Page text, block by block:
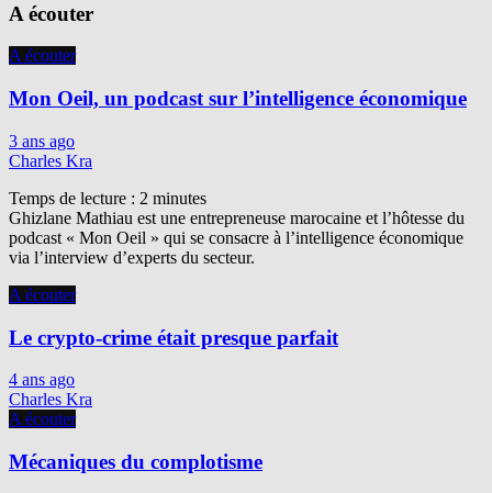
A écouter
A écouter
Mon Oeil, un podcast sur l’intelligence économique
3 ans ago
Charles Kra
Temps de lecture : 2 minutes
Ghizlane Mathiau est une entrepreneuse marocaine et l’hôtesse du
podcast « Mon Oeil » qui se consacre à l’intelligence économique
via l’interview d’experts du secteur.
A écouter
Le crypto-crime était presque parfait
4 ans ago
Charles Kra
A écouter
Mécaniques du complotisme